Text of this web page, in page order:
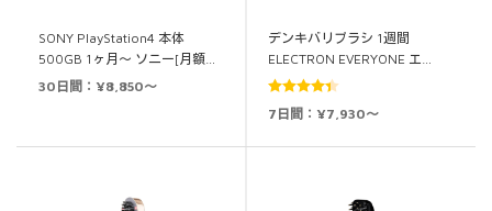
SONY PlayStation4 本体
500GB 1ヶ月～ ソニー[月額…
30日間：¥8,850～
デンキバリブラシ 1週間
ELECTRON EVERYONE エ…
5段階中
7日間：¥7,930～